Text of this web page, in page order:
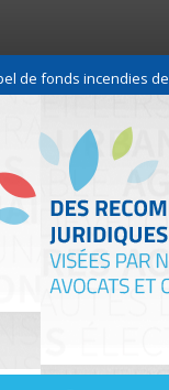
fonds incendies de forêt